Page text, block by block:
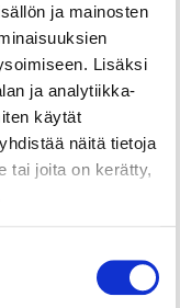
ja mainosten
Lisäksi
ja analytiikka-
käytät
näitä tietoja
tai joita on kerätty,
Keskustorin
odottaa
kaivata – tarjolla
vähän kuin